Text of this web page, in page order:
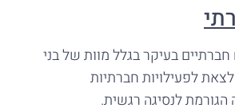
בעיקר בגלל מוות של בני
לפעילויות חברתיות
הגורמת לנסיגה רגשית.